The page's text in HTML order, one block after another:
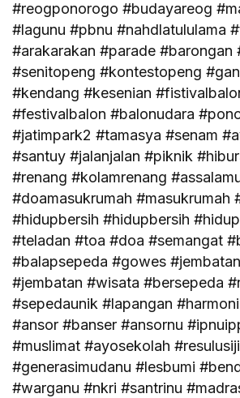
#reogponorogo #budayareog
#lagunu #pbnu #nahdlatululama
#arakarakan #parade #barongan
#senitopeng #kontestopeng
#kendang #kesenian
#festivalbalon #balonudara
#jatimpark2 #tamasya #senam
#santuy #jalanjalan #piknik
#renang #kolamrenang
#doamasukrumah #masukrumah
#hidupbersih #hidupbersih
#teladan #toa #doa #semangat
#balapsepeda #gowes
#jembatan #wisata #bersepeda
#sepedaunik #lapangan
#ansor #banser #ansornu
#muslimat #ayosekolah
#generasimudanu #lesbumi
#warganu #nkri #santrinu